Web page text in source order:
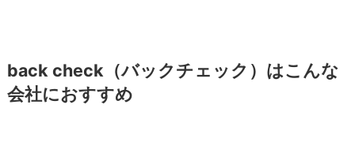
back check（バックチェック）はこんな
会社におすすめ